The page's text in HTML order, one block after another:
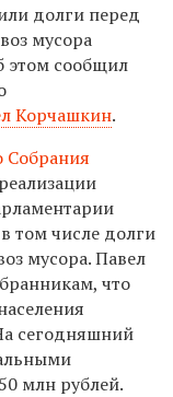
долги перед
мусора
этом сообщил
Корчашкин.
Собрания
том числе долги
мусора. Павел
что
сегодняшний
млн рублей.